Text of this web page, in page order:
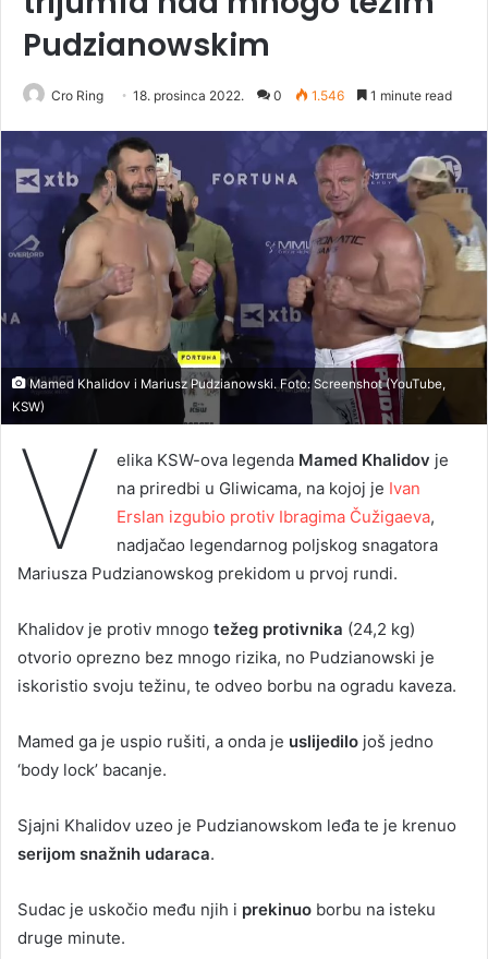
Pudzianowskim
Cro Ring 18. prosinca 2022. 0 1.546 1 minute read
Mamed Khalidov i Mariusz Pudzianowski. Foto: Screenshot (YouTube,
KSW)
V elika KSW-ova legenda Mamed Khalidov je
na priredbi u Gliwicama, na kojoj je Ivan
Erslan izgubio protiv Ibragima Čužigaeva,
nadjačao legendarnog poljskog snagatora
Mariusza Pudzianowskog prekidom u prvoj rundi.
Khalidov je protiv mnogo težeg protivnika (24,2 kg)
otvorio oprezno bez mnogo rizika, no Pudzianowski je
iskoristio svoju težinu, te odveo borbu na ogradu kaveza.
Mamed ga je uspio rušiti, a onda je uslijedilo još jedno
‘body lock’ bacanje.
Sjajni Khalidov uzeo je Pudzianowskom leđa te je krenuo
serijom snažnih udaraca.
Sudac je uskočio među njih i prekinuo borbu na isteku
druge minute.